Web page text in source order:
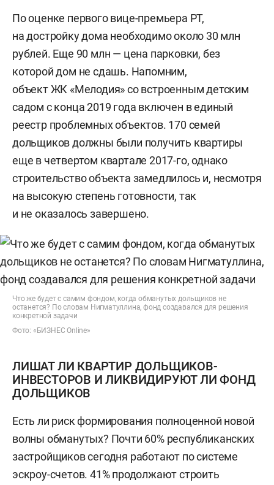
По оценке первого вице-премьера РТ,
на достройку дома необходимо около 30 млн
рублей. Еще 90 млн — цена парковки, без
которой дом не сдашь. Напомним,
объект ЖК «Мелодия» со встроенным детским
садом с конца 2019 года включен в единый
реестр проблемных объектов. 170 семей
дольщиков должны были получить квартиры
еще в четвертом квартале 2017-го, однако
строительство объекта замедлилось и, несмотря
на высокую степень готовности, так
и не оказалось завершено.
Что же будет с самим фондом, когда обманутых дольщиков не
останется? По словам Нигматуллина, фонд создавался для решения
конкретной задачи
Фото: «БИЗНЕС Online»
ЛИШАТ ЛИ КВАРТИР ДОЛЬЩИКОВ-
ИНВЕСТОРОВ И ЛИКВИДИРУЮТ ЛИ ФОНД
ДОЛЬЩИКОВ
Есть ли риск формирования полноценной новой
волны обманутых? Почти 60% республиканских
застройщиков сегодня работают по системе
эскроу-счетов. 41% продолжают строить